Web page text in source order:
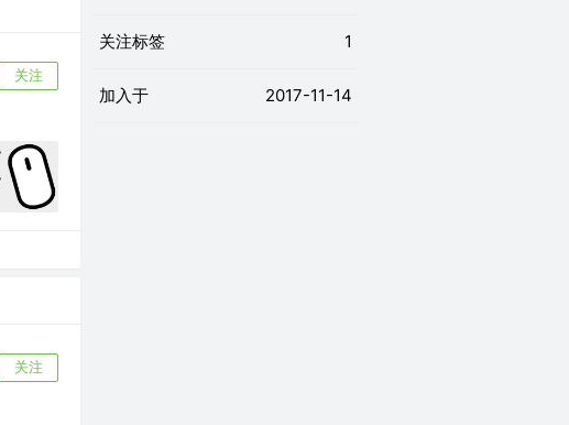
关注
关注
关注标签 1
加入于 2017-11-14